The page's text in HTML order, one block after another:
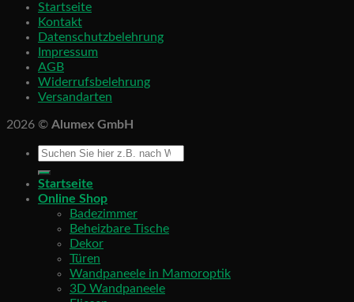
Startseite
Kontakt
Datenschutzbelehrung
Impressum
AGB
Widerrufsbelehrung
Versandarten
2026 © Alumex GmbH
Startseite
Online Shop
Badezimmer
Beheizbare Tische
Dekor
Türen
Wandpaneele in Mamoroptik
3D Wandpaneele